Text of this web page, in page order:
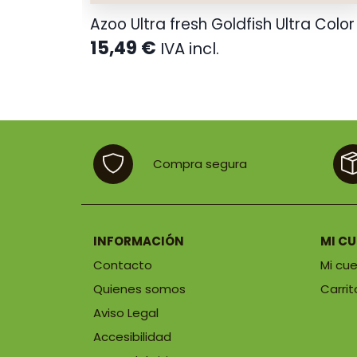
Azoo Ultra fresh Goldfish Ultra Color
15,49 € IVA incl.
Compra segura
INFORMACIÓN
Contacto
Quienes somos
Aviso Legal
Accesibilidad
MI
Mi